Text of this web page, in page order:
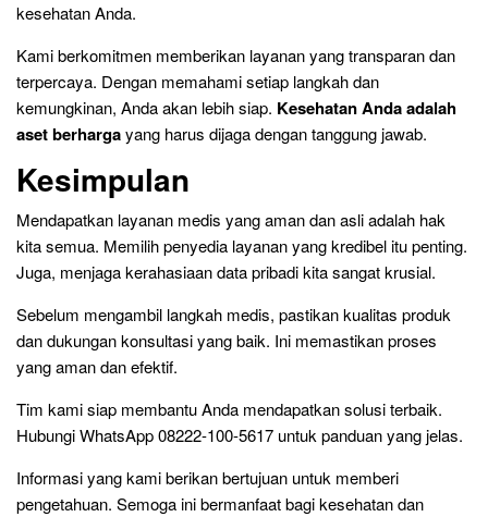
kesehatan Anda.
Kami berkomitmen memberikan layanan yang transparan dan
terpercaya. Dengan memahami setiap langkah dan
kemungkinan, Anda akan lebih siap. Kesehatan Anda adalah
aset berhargayang harus dijaga dengan tanggung jawab.
Kesimpulan
Mendapatkan layanan medis yang aman dan asli adalah hak
kita semua. Memilih penyedia layanan yang kredibel itu penting.
Juga, menjaga kerahasiaan data pribadi kita sangat krusial.
Sebelum mengambil langkah medis, pastikan kualitas produk
dan dukungan konsultasi yang baik. Ini memastikan proses
yang aman dan efektif.
Tim kami siap membantu Anda mendapatkan solusi terbaik.
Hubungi WhatsApp 08222-100-5617 untuk panduan yang jelas.
Informasi yang kami berikan bertujuan untuk memberi
pengetahuan. Semoga ini bermanfaat bagi kesehatan dan